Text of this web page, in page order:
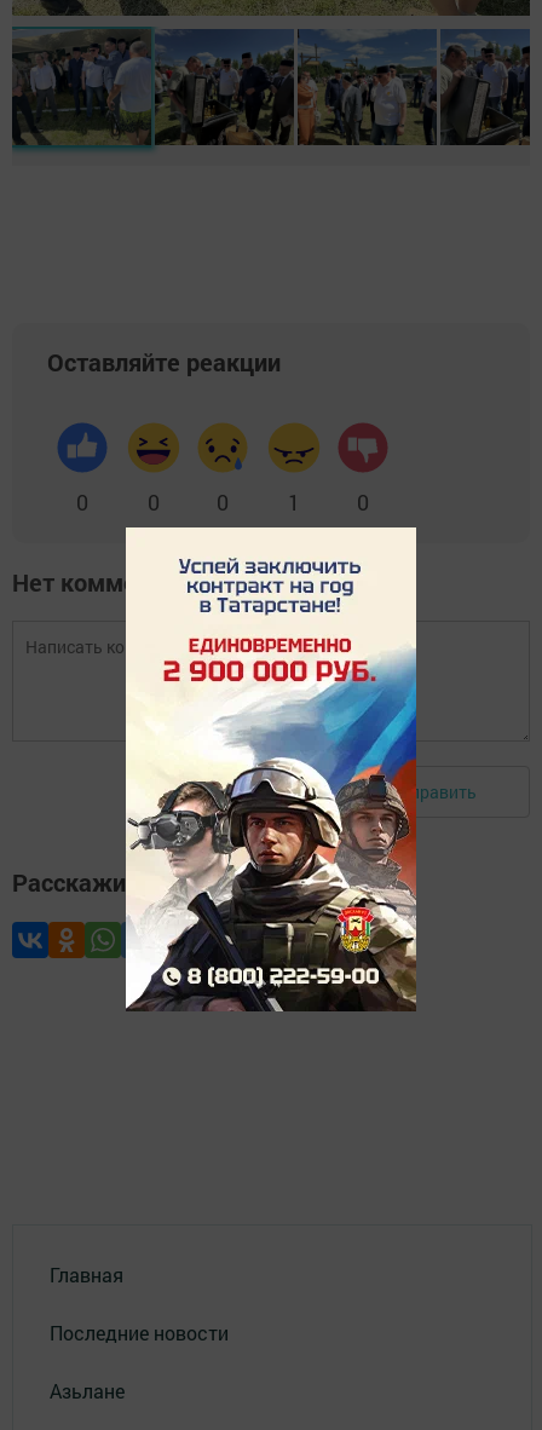
Оставляйте реакции
0 0 0 1 0
Нет комментариев
Авторизоваться Отправить
Расскажите друзьям
Главная
Последние новости
Азьлане